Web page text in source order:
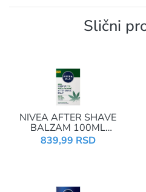
Slični
NIVEA AFTER SHAVE
BALZAM 100ML
SENSITIVE PRO ULTRA-
CALMING 82651
839,99 RSD